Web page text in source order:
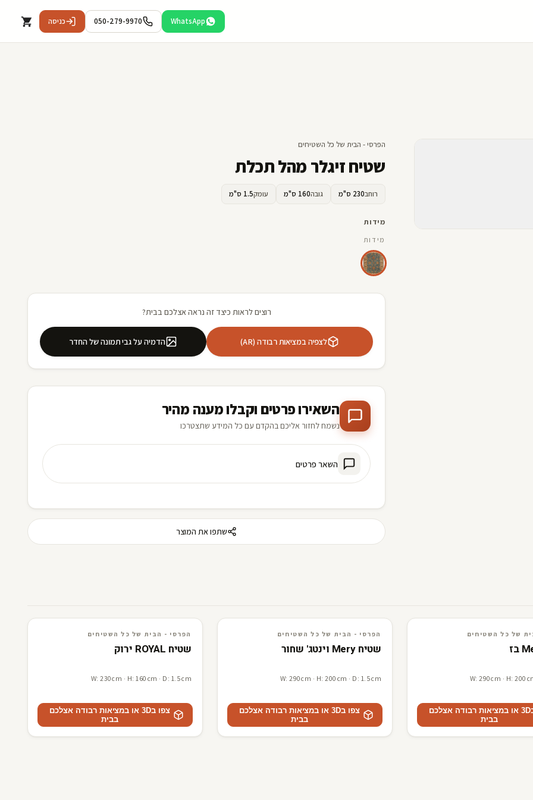
WhatsApp
050-279-9970 כניסה
הפרסי - הבית של כל השטיחים
שטיח זיגלר מהל תכלת
רוחב230 ס"מ גובה160 ס"מ עומק1.5 ס"מ
מידות
מידות
רוצים לראות כיצד זה נראה אצלכם בבית?
לצפיה במציאות רבודה (AR) הדמיה על גבי תמונה של החדר
השאירו פרטים וקבלו מענה מהיר
נשמח לחזור אליכם בהקדם עם כל המידע שתצטרכו
השאר פרטים
שתפו את המוצר
של כל השטיחים
W: 290cm · H:
צפו ב3D או במציאות רבודה אצלכם
בבית
3D · AR הפרסי - הבית של כל השטיחים
הפרסי - הבית של כל השטיחים
שטיח Mery וינטג' שחור
W: 290cm · H: 200cm · D: 1.5cm
צפו ב3D או במציאות רבודה אצלכם
בבית
3D · AR הפרסי - הבית של כל השטיחים
הפרסי - הבית של כל השטיחים
שטיח ROYAL ירוק
W: 230cm · H: 160cm · D: 1.5cm
צפו ב3D או במציאות רבודה אצלכם
בבית